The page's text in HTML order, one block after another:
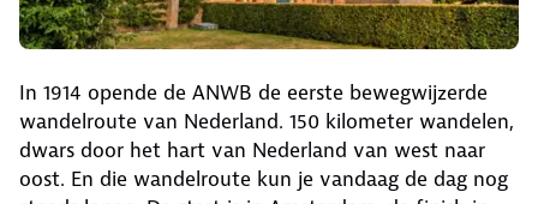
In 1914 opende de ANWB de eerste bewegwijzerde
wandelroute van Nederland. 150 kilometer wandelen,
dwars door het hart van Nederland van west naar
oost. En die wandelroute kun je vandaag de dag nog